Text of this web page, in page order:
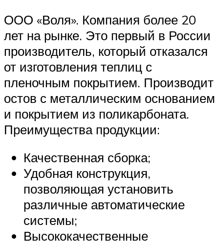
ООО «Воля». Компания более 20
лет на рынке. Это первый в России
производитель, который отказался
от изготовления теплиц с
пленочным покрытием. Производит
остов с металлическим основанием
и покрытием из поликарбоната.
Преимущества продукции:
Качественная сборка;
Удобная конструкция,
позволяющая установить
различные автоматические
системы;
Высококачественные